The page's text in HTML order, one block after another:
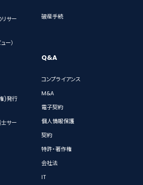
サー
ー）
)発行
サー
破産手続
Q&A
コンプライアンス
M&A
電子契約
個人情報保護
契約
特許・著作権
会社法
IT